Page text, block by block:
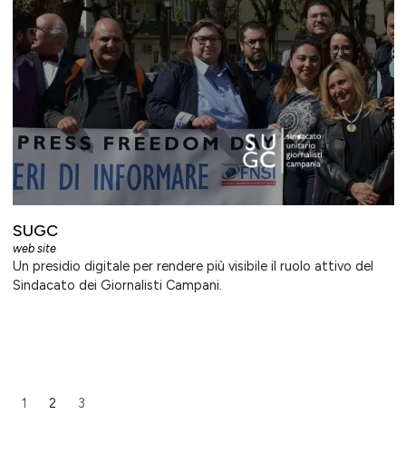
SUGC
web site
Un presidio digitale per rendere più visibile il ruolo attivo del
Sindacato dei Giornalisti Campani.
1 2 3